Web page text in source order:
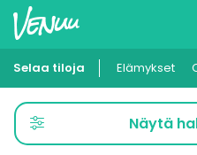
Selaa tiloja Elämykset
Näytä